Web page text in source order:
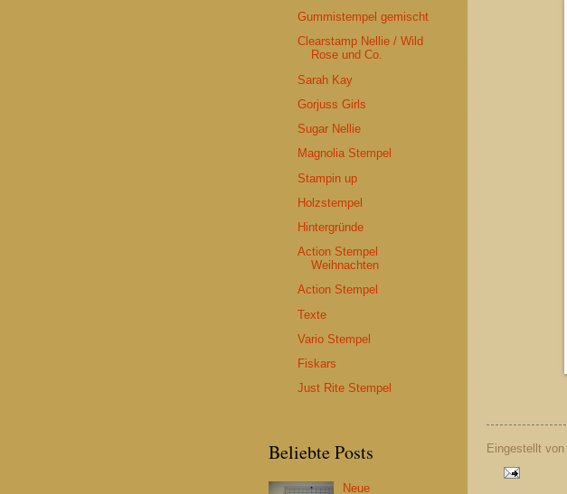
Eingestellt von
Gummistempel gemischt
Clearstamp Nellie / Wild
Rose und Co.
Sarah Kay
Gorjuss Girls
Sugar Nellie
Magnolia Stempel
Stampin up
Holzstempel
Hintergründe
Action Stempel
Weihnachten
Action Stempel
Texte
Vario Stempel
Fiskars
Just Rite Stempel
Beliebte Posts
Neue